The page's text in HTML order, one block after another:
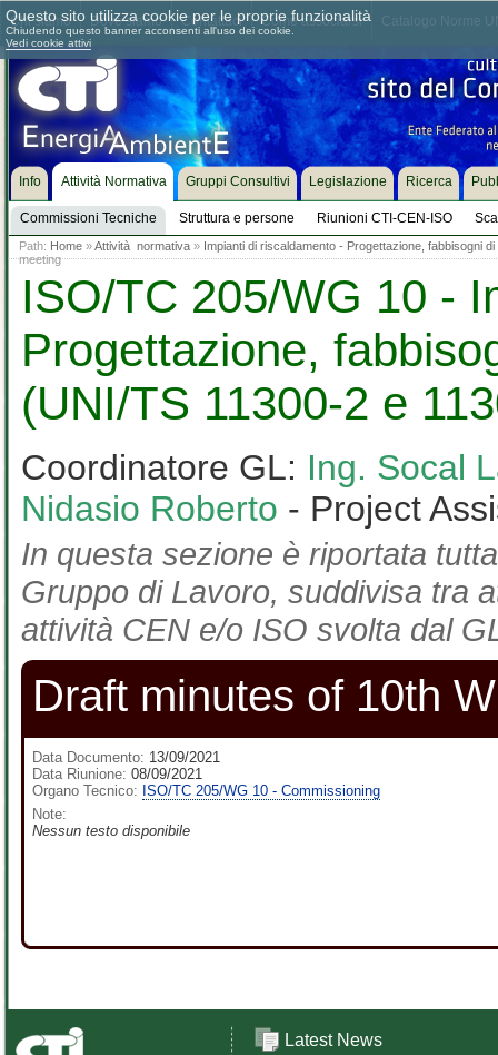
Chi siamo Dove siamo Contattaci Come associarsi
Info Attività Normativa
Commissioni Tecniche Struttura e persone Riunioni CTI-CEN-ISO
Gruppi Consultivi Legislazione Ricerca
Path: Home »Attività normativa » Impianti di riscaldamento - Progettazione, fabbisogni
meeting
ISO/TC 205/WG 10 -
Progettazione,
(UNI/TS 11300-2 e
Coordinatore GL: Ing. Socal
Nidasio Roberto - Project
In questa sezione è riportata
Gruppo di Lavoro, suddivisa tra
attività CEN e/o ISO svolta dal
Draft minutes of 10th
Data Documento: 13/09/2021
Data Riunione: 08/09/2021
Organo Tecnico: ISO/TC 205/WG 10 - Commissioning
Note:
Nessun testo disponibile
Latest News
Questo sito utilizza cookie per le proprie funzionalità
Chiudendo questo banner acconsenti all'uso dei cookie.
Vedi cookie attivi